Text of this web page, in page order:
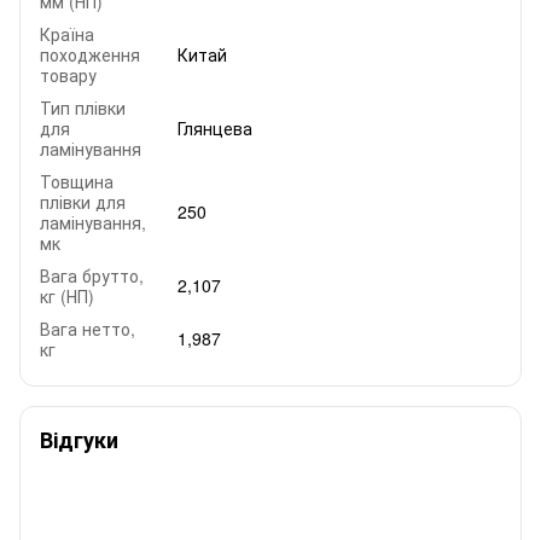
Країна
походження
товару
Китай
Тип плівки
для
ламінування
Глянцева
Товщина
плівки для
ламінування,
мк
250
Вага брутто,
кг (НП)
2,107
Вага нетто,
кг
1,987
Відгуки